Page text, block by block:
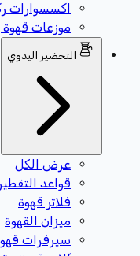
اكسسوارات
موزعات قهوة
التحضير اليدوي
عرض الكل
قواعد التقطير
فلاتر قهوة
ميزان القهوة
سيرفرات